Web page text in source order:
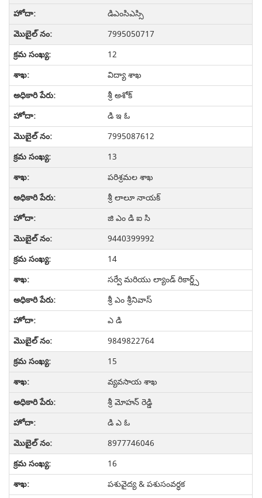
డిఎంసిఎస్సి
7995050717
12
విద్యా శాఖ
శ్రీ అశోక్
డి ఇ ఓ
7995087612
13
పరిశ్రమల శాఖ
శ్రీ లాలూ నాయక్
జి ఎం డి ఐ సి
9440399992
14
సర్వే మరియు ల్యాండ్ రికార్డ్స్
శ్రీ ఎం శ్రీనివాస్
ఎ డి
9849822764
15
వ్యవసాయ శాఖ
శ్రీ మోహన్ రెడ్డి
డి ఎ ఓ
8977746046
16
పశువైద్య & పశుసంవర్ధక